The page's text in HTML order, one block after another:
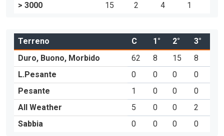
> 3000
15 2 4 1
Terreno C 1° 2°
3°
Duro, Buono, Morbido
62 8 15
8
L.Pesante
0 0 0
0
Pesante
1 0 0
0
All Weather
5 0 0
2
Sabbia
0 0 0 0